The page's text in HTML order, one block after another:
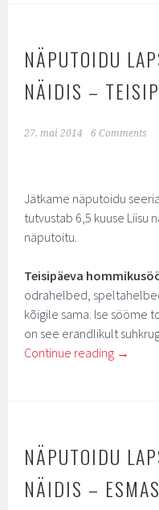
NÄPUTOIDU
NÄIDIS –
27. mai 2014 6 Comments
Jätkame näputoidu
tutvustab 6,5 kuuse Liisu
näputoitu.
Teisipäeva
odrahelbed,
kõigile sama. Ise sööme
on see erandlikult
Continue reading →
NÄPUTOIDU
NÄIDIS –